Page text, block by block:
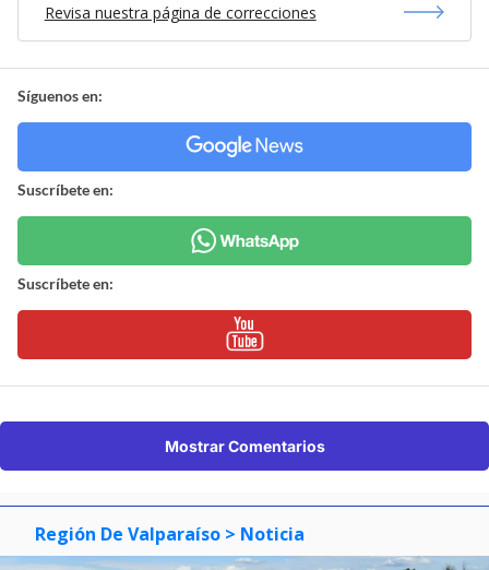
Revisa nuestra página de correcciones
Síguenos en:
Suscríbete en:
Suscríbete en:
Mostrar Comentarios
Región De Valparaíso > Noticia